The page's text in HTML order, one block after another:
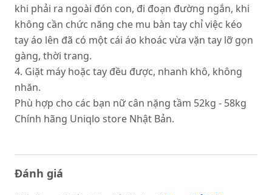
khi phải ra ngoài đón con, đi đoạn đường ngắn, khi
không cần chức năng che mu bàn tay chỉ việc kéo
tay áo lên đã có một cái áo khoác vừa vặn tay lỡ gọn
gàng, thời trang.
4. Giặt máy hoặc tay đều được, nhanh khô, không
nhăn.
Phù hợp cho các bạn nữ cân nặng tầm 52kg - 58kg
Chính hãng Uniqlo store Nhật Bản.
Đánh giá